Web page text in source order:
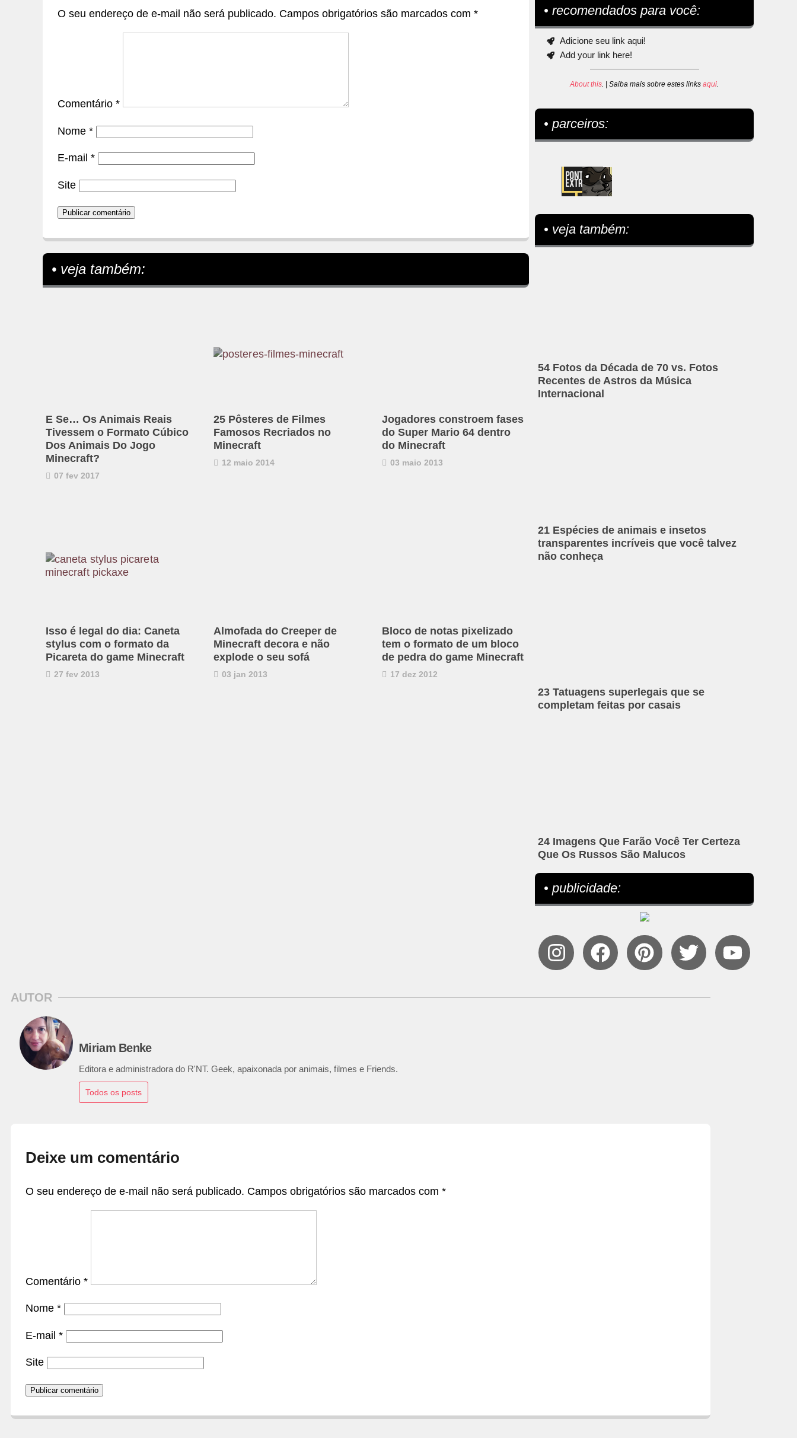
O seu endereço de e-mail não será publicado. Campos obrigatórios são marcados com *
Comentário *
Nome *
E-mail *
Site
• veja também:
E Se… Os Animais Reais
Tivessem o Formato Cúbico
Dos Animais Do Jogo
Minecraft?
07 fev 2017
25 Pôsteres de Filmes
Famosos Recriados no
Minecraft
12 maio 2014
Jogadores constroem fases
do Super Mario 64 dentro
do Minecraft
03 maio 2013
Isso é legal do dia: Caneta
stylus com o formato da
Picareta do game Minecraft
27 fev 2013
Almofada do Creeper de
Minecraft decora e não
explode o seu sofá
03 jan 2013
Bloco de notas pixelizado
tem o formato de um bloco
de pedra do game Minecraft
17 dez 2012
• recomendados para você:
Adicione seu link aqui!
Add your link here!
About this. | Saiba mais sobre estes linksaqui.
• parceiros:
• veja também:
54 Fotos da Década de 70 vs. Fotos
Recentes de Astros da Música
Internacional
21 Espécies de animais e insetos
transparentes incríveis que você talvez
não conheça
23 Tatuagens superlegais que se
completam feitas por casais
24 Imagens Que Farão Você Ter Certeza
Que Os Russos São Malucos
• publicidade:
AUTOR
Miriam Benke
Editora e administradora do R'NT. Geek, apaixonada por animais, filmes e Friends.
Todos os posts
Deixe um comentário
O seu endereço de e-mail não será publicado. Campos obrigatórios são marcados com *
Comentário *
Nome *
E-mail *
Site